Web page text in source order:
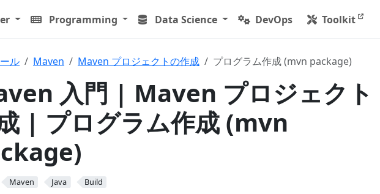
Programming Data Science DevOps Toolkit
ル Maven Maven プロジェクトの作成 プログラム作成 (mvn package)
入門 | Maven プロジェクト
| プログラム作成 (mvn
Maven Java Build